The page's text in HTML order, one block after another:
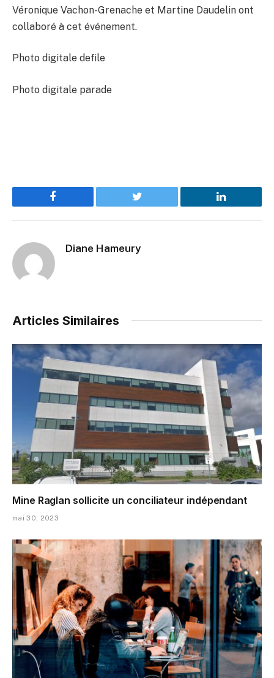
Véronique Vachon-Grenache et Martine Daudelin ont
collaboré à cet événement.
Photo digitale defile
Photo digitale parade
Facebook Twitter LinkedIn
Diane Hameury
Articles Similaires
Mine Raglan sollicite un conciliateur indépendant
mai 30, 2023